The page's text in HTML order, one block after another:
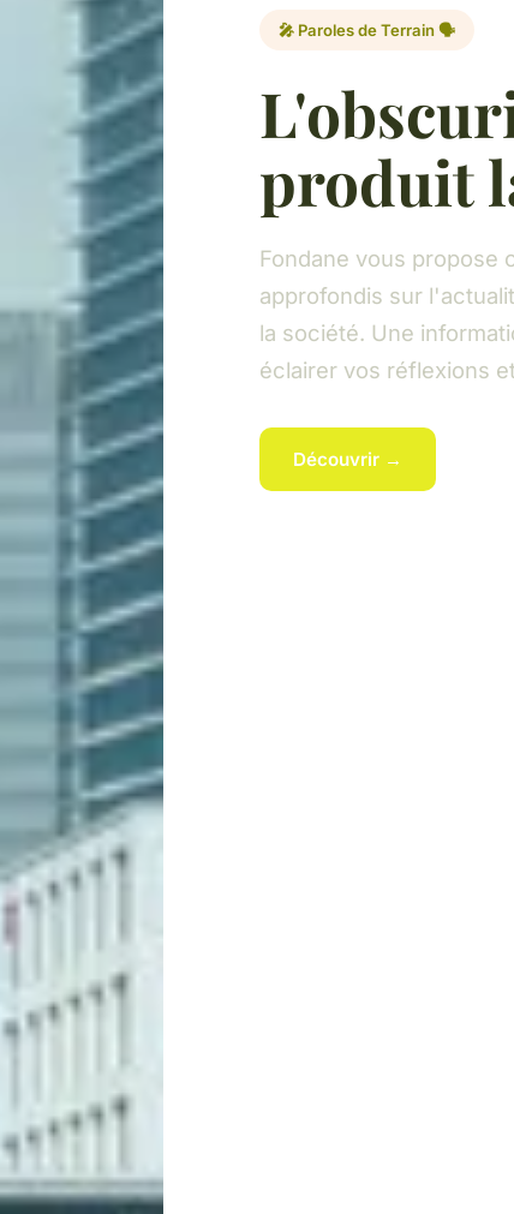
🎤 Paroles de Terrain 🗣️
produit
Fondane vous propose
approfondis sur
la société. Une
éclairer vos réflexions
Découvrir →